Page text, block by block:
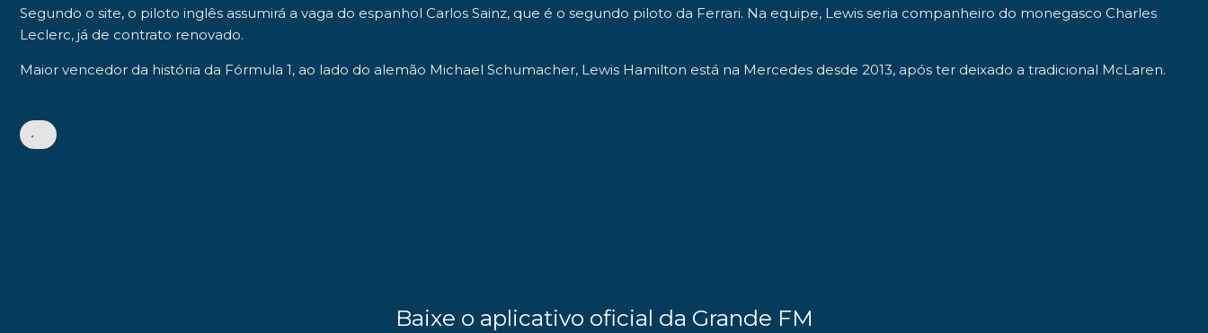
Segundo o site, o piloto inglês assumirá a vaga do espanhol Carlos Sainz, que é o segundo piloto da Ferrari. Na equipe, Lewis seria companheiro do monegasco Charles
Leclerc, já de contrato renovado.
Maior vencedor da história da Fórmula 1, ao lado do alemão Michael Schumacher, Lewis Hamilton está na Mercedes desde 2013, após ter deixado a tradicional McLaren.
•
Baixe o aplicativo oficial da Grande FM